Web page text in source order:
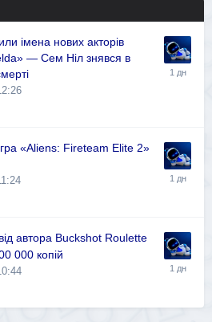
імена нових акторів
— Сем Ніл знявся в
«Aliens: Fireteam Elite 2»
автора Buckshot Roulette
000 копій